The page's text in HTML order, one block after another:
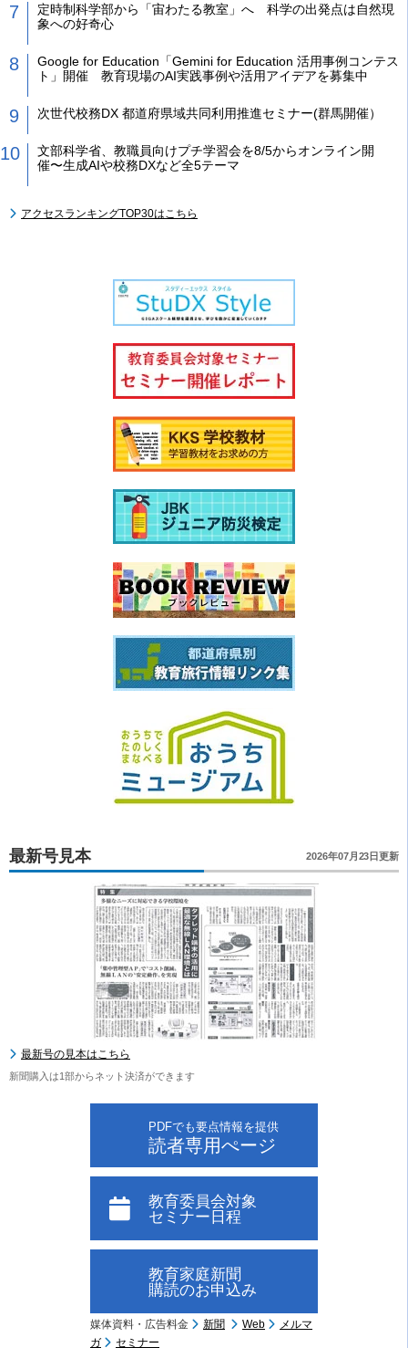
定時制科学部から「宙わたる教室」へ 科学の出発点は自然現
象への好奇心
Google for Education「Gemini for Education 活用事例コンテス
ト」開催 教育現場のAI実践事例や活用アイデアを募集中
次世代校務DX 都道府県域共同利用推進セミナー(群馬開催）
文部科学省、教職員向けプチ学習会を8/5からオンライン開
催〜生成AIや校務DXなど全5テーマ
アクセスランキングTOP30はこちら
最新号見本 2026年07月23日更新
最新号の見本はこちら
新聞購入は1部からネット決済ができます
PDFでも要点情報を提供
読者専用ぺージ
教育委員会対象
セミナー日程
教育家庭新聞
購読のお申込み
媒体資料・広告料金 新聞 Web
メルマ
ガ
セミナー